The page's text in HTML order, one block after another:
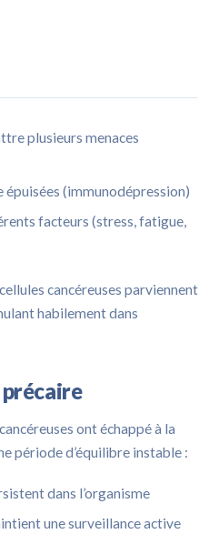
plusieurs menaces
épuisées (immunodépression)
facteurs (stress, fatigue,
cancéreuses parviennent
habilement dans
précaire
ont échappé à la
période d’équilibre instable :
dans l’organisme
une surveillance active